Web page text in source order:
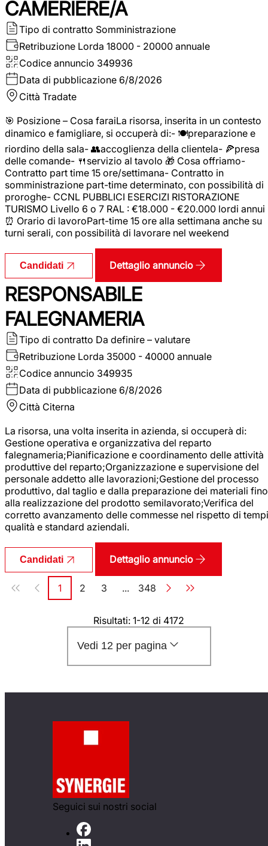
CAMERIERE/A
Tipo di contratto Somministrazione
Retribuzione Lorda 18000 - 20000 annuale
Codice annuncio 349936
Data di pubblicazione 6/8/2026
Città Tradate
🎯 Posizione – Cosa faraiLa risorsa, inserita in un contesto
dinamico e famigliare, si occuperà di:- 🍽️preparazione e
riordino della sala- 👥accoglienza della clientela- 🍕presa
delle comande- 🍴servizio al tavolo 🎁 Cosa offriamo-
Contratto part time 15 ore/settimana- Contratto in
somministrazione part-time determinato, con possibilità di
proroghe- CCNL PUBBLICI ESERCIZI RISTORAZIONE
TURISMO Livello 6 o 7 RAL : €18.000 - €20.000 lordi annui
⏰ Orario di lavoroPart-time 15 ore alla settimana anche su
turni serali, con possibilità di lavorare nel weekend
Candidati Dettaglio annuncio
RESPONSABILE
FALEGNAMERIA
Tipo di contratto Da definire – valutare
Retribuzione Lorda 35000 - 40000 annuale
Codice annuncio 349935
Data di pubblicazione 6/8/2026
Città Citerna
La risorsa, una volta inserita in azienda, si occuperà di:
Gestione operativa e organizzativa del reparto
falegnameria;Pianificazione e coordinamento delle attività
produttive del reparto;Organizzazione e supervisione del
personale addetto alle lavorazioni;Gestione del processo
produttivo, dal taglio e dalla preparazione dei materiali fino
alla realizzazione del prodotto semilavorato;Verifica del
corretto avanzamento delle commesse nel rispetto di
qualità e standard aziendali.
Candidati Dettaglio annuncio
Paginazione
Pagina
1 Pagina
2 Pagina
3 ... Pagina
348
Risultati: 1-12 di 4172
Vedi 12 per pagina
Seguici sui nostri social